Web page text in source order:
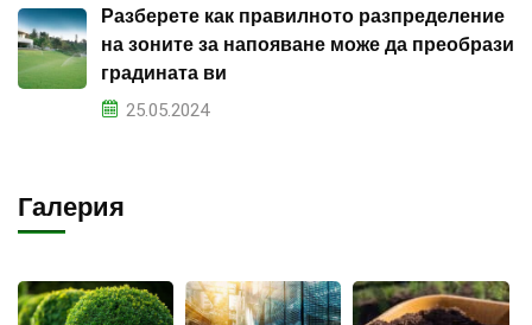
Разберете как правилното разпределение
на зоните за напояване може да преобрази
градината ви
25.05.2024
Галерия